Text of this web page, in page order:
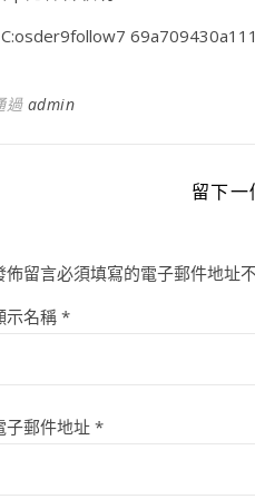
過 admin
留下一
佈留言必須填寫的電子郵件地址
示名稱 *
子郵件地址 *